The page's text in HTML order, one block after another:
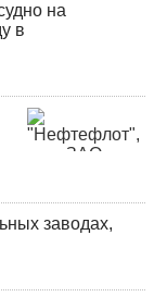
на
в
заводах,